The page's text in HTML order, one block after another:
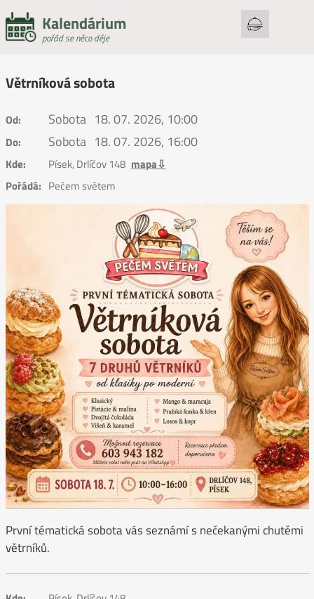
Kalendárium
pořád se něco děje
Větrníková sobota
Od: Sobota 18. 07. 2026, 10:00
Do: Sobota 18. 07. 2026, 16:00
Kde: Písek, Drlíčov 148 mapa⇩
Pořádá: Pečem světem
První tématická sobota vás seznámí s nečekanými chutěmi
větrníků.